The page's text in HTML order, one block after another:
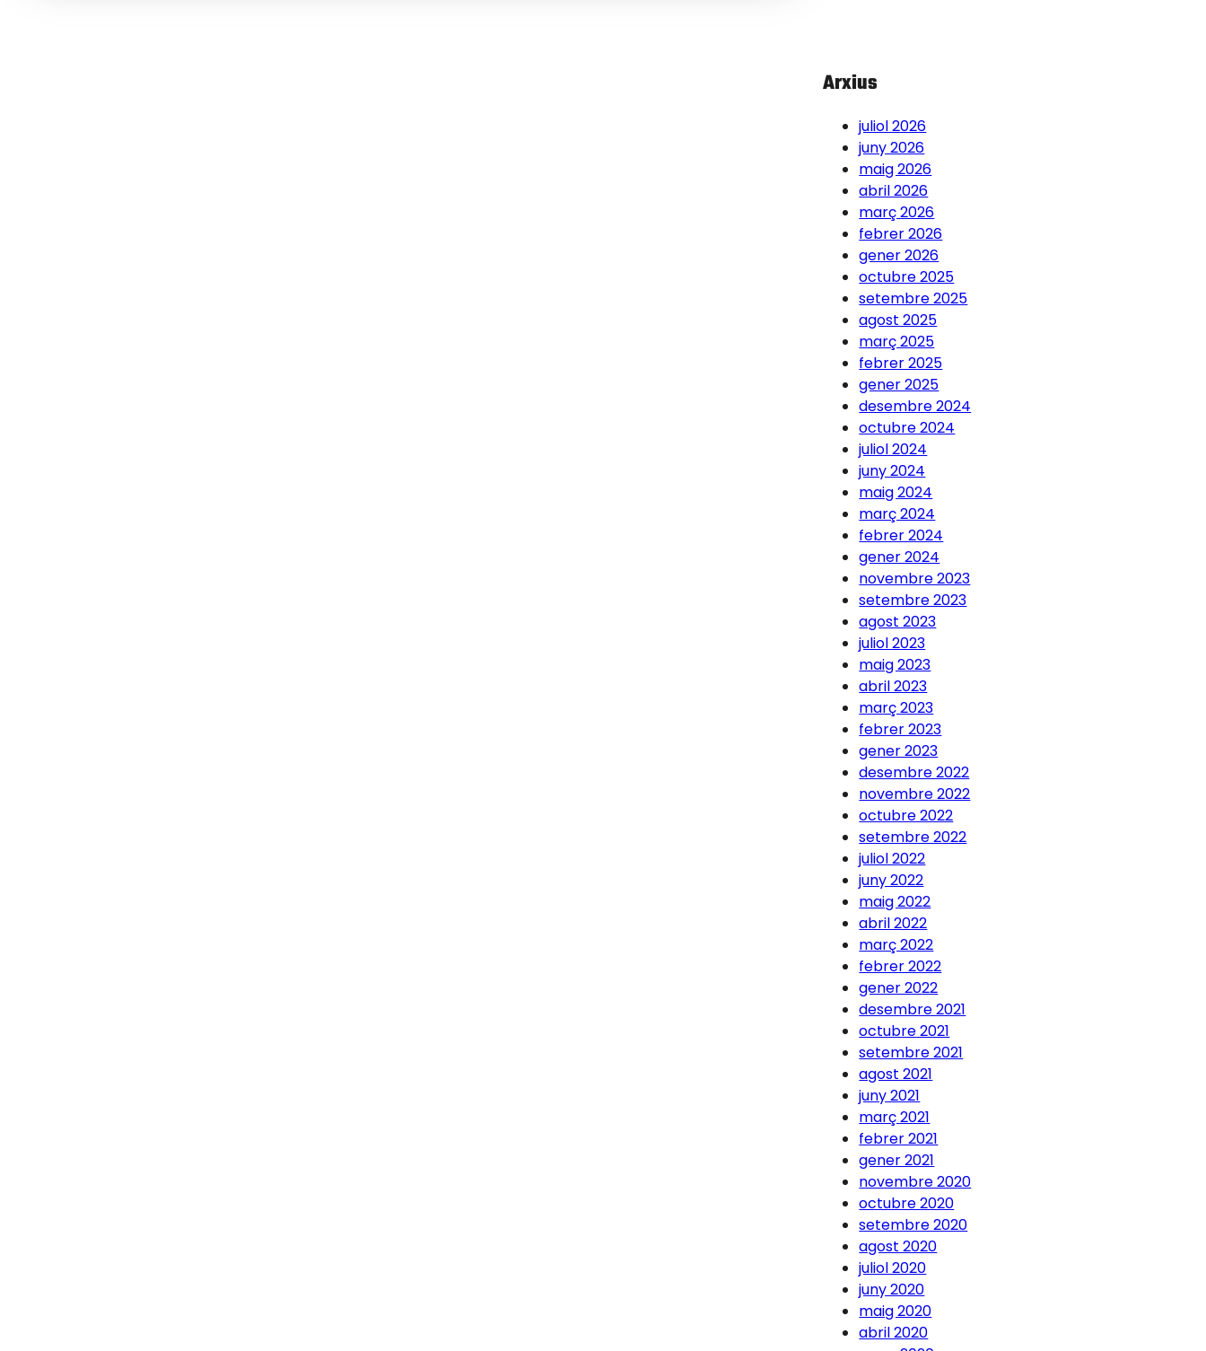
Arxius
juliol 2026
juny 2026
maig 2026
abril 2026
març 2026
febrer 2026
gener 2026
octubre 2025
setembre 2025
agost 2025
març 2025
febrer 2025
gener 2025
desembre 2024
octubre 2024
juliol 2024
juny 2024
maig 2024
març 2024
febrer 2024
gener 2024
novembre 2023
setembre 2023
agost 2023
juliol 2023
maig 2023
abril 2023
març 2023
febrer 2023
gener 2023
desembre 2022
novembre 2022
octubre 2022
setembre 2022
juliol 2022
juny 2022
maig 2022
abril 2022
març 2022
febrer 2022
gener 2022
desembre 2021
octubre 2021
setembre 2021
agost 2021
juny 2021
març 2021
febrer 2021
gener 2021
novembre 2020
octubre 2020
setembre 2020
agost 2020
juliol 2020
juny 2020
maig 2020
abril 2020